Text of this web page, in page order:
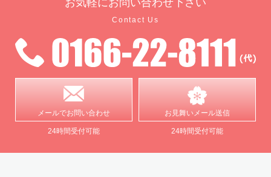
Contact Us
メールでお問い合わせ
24時間受付可能
お見舞いメール送信
24時間受付可能